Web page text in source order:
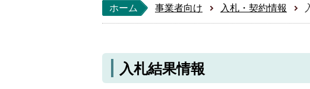
ホーム 事業者向け 入札・契約情報
入札結果情報